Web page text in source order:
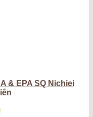
& EPA SQ Nichiei